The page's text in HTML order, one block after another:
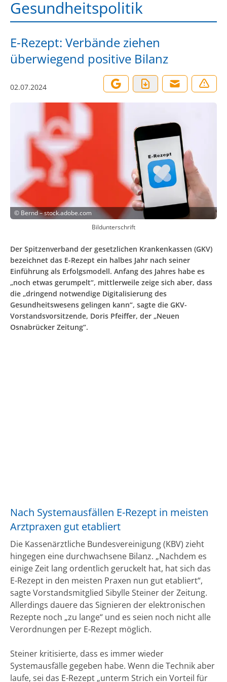
Gesundheitspolitik
E-Rezept: Verbände ziehen
überwiegend positive Bilanz
02.07.2024
© Bernd – stock.adobe.com
Bildunterschrift
Der Spitzenverband der gesetzlichen Krankenkassen (GKV)
bezeichnet das E-Rezept ein halbes Jahr nach seiner
Einführung als Erfolgsmodell. Anfang des Jahres habe es
„noch etwas gerumpelt“, mittlerweile zeige sich aber, dass
die „dringend notwendige Digitalisierung des
Gesundheitswesens gelingen kann“, sagte die GKV-
Vorstandsvorsitzende, Doris Pfeiffer, der „Neuen
Osnabrücker Zeitung“.
Nach Systemausfällen E-Rezept in meisten
Arztpraxen gut etabliert
Die Kassenärztliche Bundesvereinigung (KBV) zieht
hingegen eine durchwachsene Bilanz. „Nachdem es
einige Zeit lang ordentlich geruckelt hat, hat sich das
E-Rezept in den meisten Praxen nun gut etabliert“,
sagte Vorstandsmitglied Sibylle Steiner der Zeitung.
Allerdings dauere das Signieren der elektronischen
Rezepte noch „zu lange“ und es seien noch nicht alle
Verordnungen per E-Rezept möglich.
Steiner kritisierte, dass es immer wieder
Systemausfälle gegeben habe. Wenn die Technik aber
laufe, sei das E-Rezept „unterm Strich ein Vorteil für